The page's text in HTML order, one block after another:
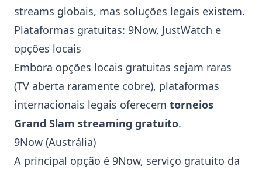
streams globais, mas soluções legais existem.
Plataformas gratuitas: 9Now, JustWatch e
opções locais
Embora opções locais gratuitas sejam raras
(TV aberta raramente cobre), plataformas
internacionais legais oferecem torneios
Grand Slam streaming gratuito.
9Now (Austrália)
A principal opção é 9Now, serviço gratuito da